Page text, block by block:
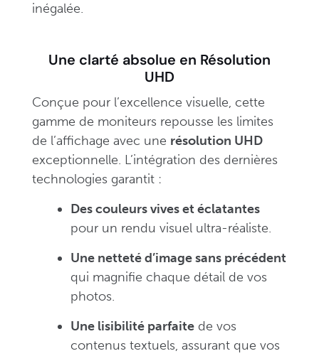
inégalée.
Une clarté absolue en Résolution
UHD
Conçue pour l’excellence visuelle, cette
gamme de moniteurs repousse les limites
de l’affichage avec une résolution UHD
exceptionnelle. L’intégration des dernières
technologies garantit :
Des couleurs vives et éclatantes
pour un rendu visuel ultra-réaliste.
Une netteté d’image sans précédent
qui magnifie chaque détail de vos
photos.
Une lisibilité parfaitede vos
contenus textuels, assurant que vos